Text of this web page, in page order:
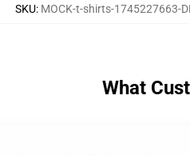
SKU: MOCK-t-shirts-1745227663-
What